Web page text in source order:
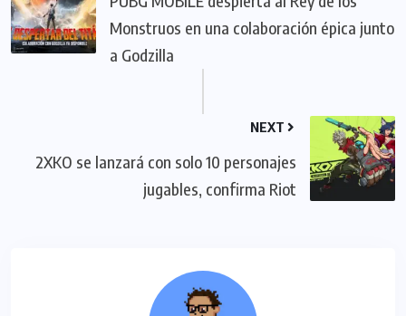
Monstruos en una colaboración épica junto
a Godzilla
NEXT
2XKO se lanzará con solo 10 personajes
jugables, confirma Riot